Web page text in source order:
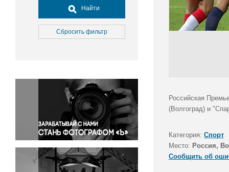
Досуг, туризм и отдых
Культура
Медицина
Окружающая среда
Политика
Правосудие
Происшествия и конфликты
Религия
Светская жизнь
Спорт
Найти
Сбросить фильтр
Российская
(Волгоград) и
Категория: Спорт
Место: Россия,
Сообщить об